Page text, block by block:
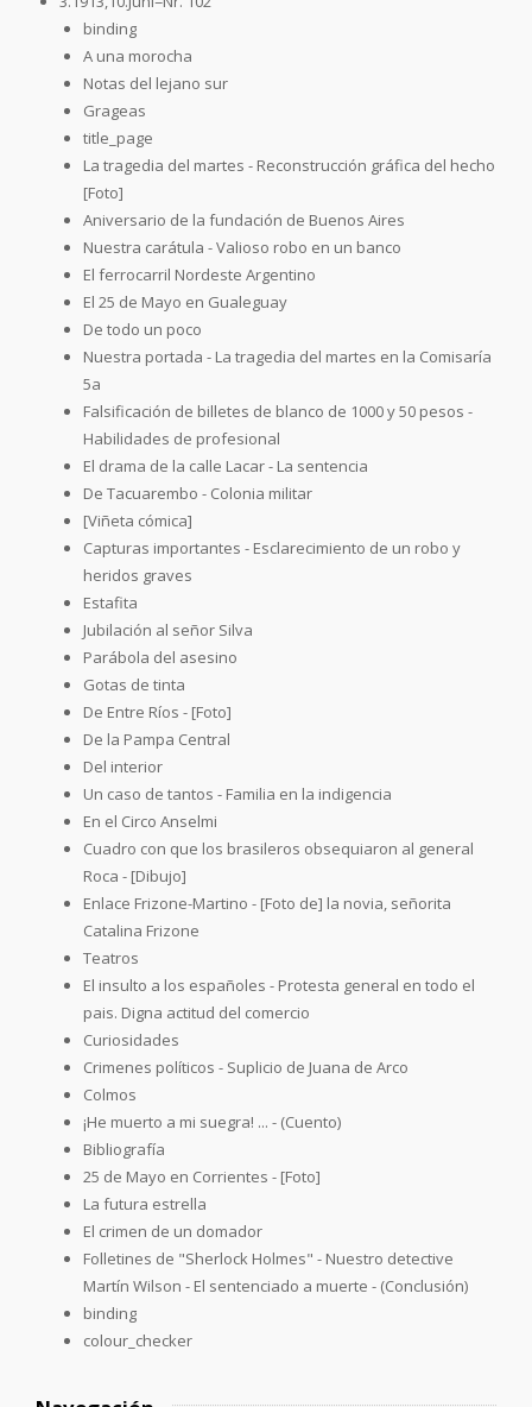
binding
A una morocha
Notas del lejano sur
Grageas
title_page
La tragedia del martes - Reconstrucción gráfica del hecho
[Foto]
Aniversario de la fundación de Buenos Aires
Nuestra carátula - Valioso robo en un banco
El ferrocarril Nordeste Argentino
El 25 de Mayo en Gualeguay
De todo un poco
Nuestra portada - La tragedia del martes en la Comisaría
5a
Falsificación de billetes de blanco de 1000 y 50 pesos -
Habilidades de profesional
El drama de la calle Lacar - La sentencia
De Tacuarembo - Colonia militar
[Viñeta cómica]
Capturas importantes - Esclarecimiento de un robo y
heridos graves
Estafita
Jubilación al señor Silva
Parábola del asesino
Gotas de tinta
De Entre Ríos - [Foto]
De la Pampa Central
Del interior
Un caso de tantos - Familia en la indigencia
En el Circo Anselmi
Cuadro con que los brasileros obsequiaron al general
Roca - [Dibujo]
Enlace Frizone-Martino - [Foto de] la novia, señorita
Catalina Frizone
Teatros
El insulto a los españoles - Protesta general en todo el
pais. Digna actitud del comercio
Curiosidades
Crimenes políticos - Suplicio de Juana de Arco
Colmos
¡He muerto a mi suegra! ... - (Cuento)
Bibliografía
25 de Mayo en Corrientes - [Foto]
La futura estrella
El crimen de un domador
Folletines de "Sherlock Holmes" - Nuestro detective
Martín Wilson - El sentenciado a muerte - (Conclusión)
binding
colour_checker